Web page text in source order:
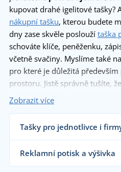
kupovat drahé igelitové tašky?
nákupní tašku, kterou budete
dny zase skvěle poslouží taška
schováte klíče, peněženku,
včetně svačiny. Myslíme také
pro které je důležitá
prostoru. Jistě správně tušíte,
praktičnost je
Zobrazit více
Tašky pro jednotlivce i
Dodáváme tašky a
obchodníkům s
již od 1 kusu.
Chci vědět více
Reklamní potisk a výšivka